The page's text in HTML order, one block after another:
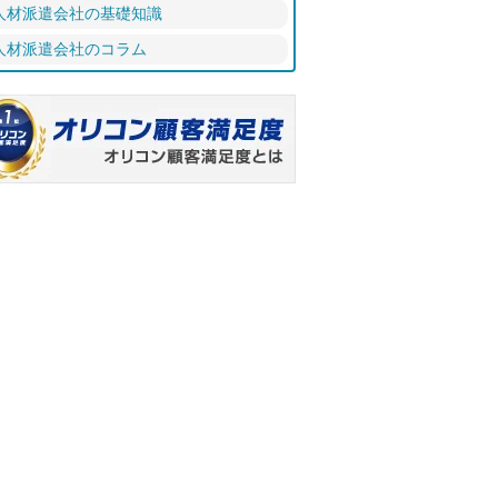
材派遣会社の基礎知識
材派遣会社のコラム